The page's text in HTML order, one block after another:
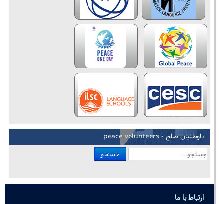
داوطلبان صلح - peace volunteers
جستجو
ارتباط با ما